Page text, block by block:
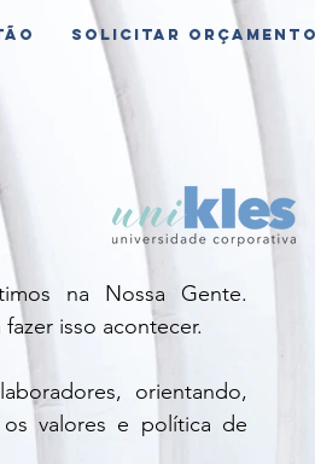
SOLICITAR ORÇAMENTO
na Nossa Gente.
isso acontecer.
orientando,
valores e política de